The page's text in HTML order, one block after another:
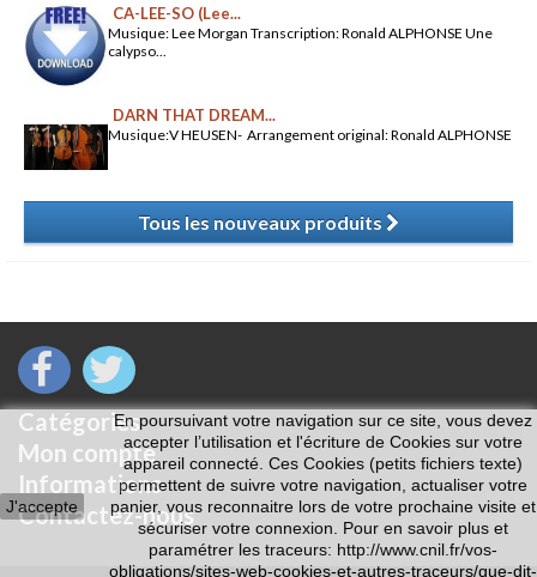
J'accepte
En poursuivant votre navigation sur ce site, vous devez
accepter l’utilisation et l'écriture de Cookies sur votre
appareil connecté. Ces Cookies (petits fichiers texte)
permettent de suivre votre navigation, actualiser votre
panier, vous reconnaitre lors de votre prochaine visite et
sécuriser votre connexion. Pour en savoir plus et
paramétrer les traceurs: http://www.cnil.fr/vos-
obligations/sites-web-cookies-et-autres-traceurs/que-dit-
CA-LEE-SO (Lee...
Musique: Lee Morgan Transcription: Ronald ALPHONSE Une
calypso...
DARN THAT DREAM...
Musique:V HEUSEN- Arrangement original: Ronald ALPHONSE
Tous les nouveaux produits
Catégories
Mon compte
Informations
Contactez-nous